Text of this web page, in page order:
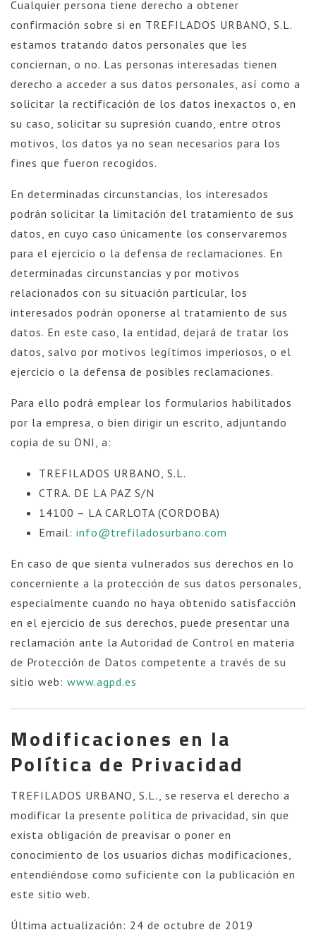
Cualquier persona tiene derecho a obtener
confirmación sobre si en TREFILADOS URBANO, S.L.
estamos tratando datos personales que les
conciernan, o no. Las personas interesadas tienen
derecho a acceder a sus datos personales, así como a
solicitar la rectificación de los datos inexactos o, en
su caso, solicitar su supresión cuando, entre otros
motivos, los datos ya no sean necesarios para los
fines que fueron recogidos.
En determinadas circunstancias, los interesados
podrán solicitar la limitación del tratamiento de sus
datos, en cuyo caso únicamente los conservaremos
para el ejercicio o la defensa de reclamaciones. En
determinadas circunstancias y por motivos
relacionados con su situación particular, los
interesados podrán oponerse al tratamiento de sus
datos. En este caso, la entidad, dejará de tratar los
datos, salvo por motivos legítimos imperiosos, o el
ejercicio o la defensa de posibles reclamaciones.
Para ello podrá emplear los formularios habilitados
por la empresa, o bien dirigir un escrito, adjuntando
copia de su DNI, a:
TREFILADOS URBANO, S.L.
CTRA. DE LA PAZ S/N
14100 – LA CARLOTA (CORDOBA)
Email: info@trefiladosurbano.com
En caso de que sienta vulnerados sus derechos en lo
concerniente a la protección de sus datos personales,
especialmente cuando no haya obtenido satisfacción
en el ejercicio de sus derechos, puede presentar una
reclamación ante la Autoridad de Control en materia
de Protección de Datos competente a través de su
sitio web: www.agpd.es
Modificaciones en la
Política de Privacidad
TREFILADOS URBANO, S.L., se reserva el derecho a
modificar la presente política de privacidad, sin que
exista obligación de preavisar o poner en
conocimiento de los usuarios dichas modificaciones,
entendiéndose como suficiente con la publicación en
este sitio web.
Última actualización: 24 de octubre de 2019